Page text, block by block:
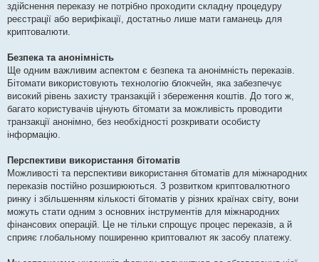
здійснення переказу не потрібно проходити складну процедуру
реєстрації або верифікації, достатньо лише мати гаманець для
криптовалюти.
Безпека та анонімність
Ще одним важливим аспектом є безпека та анонімність переказів.
Бітомати використовують технологію блокчейн, яка забезпечує
високий рівень захисту транзакцій і збереження коштів. До того ж,
багато користувачів цінують бітомати за можливість проводити
транзакції анонімно, без необхідності розкривати особисту
інформацію.
Перспективи використання бітоматів
Можливості та перспективи використання бітоматів для міжнародних
переказів постійно розширюються. З розвитком криптовалютного
ринку і збільшенням кількості бітоматів у різних країнах світу, вони
можуть стати одним з основних інструментів для міжнародних
фінансових операцій. Це не тільки спрощує процес переказів, а й
сприяє глобальному поширенню криптовалют як засобу платежу.